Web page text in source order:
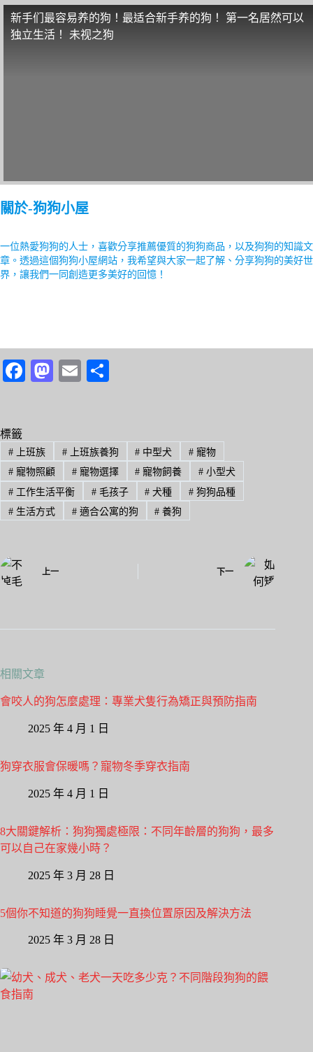
新手们最容易养的狗！最适合新手养的狗！ 第一名居然可以
独立生活！ 未视之狗
關於-狗狗小屋
一位熱愛狗狗的人士，喜歡分享推薦優質的狗狗商品，以及狗狗的知識文
章。透過這個狗狗小屋網站，我希望與大家一起了解、分享狗狗的美好世
界，讓我們一同創造更多美好的回憶！
Fa
ok
M
do
n
E
標籤
#上班族 #上班族養狗 # 中型犬 # 寵物
#寵物照顧 #寵物選擇 # 寵物飼養 # 小型犬
#工作生活平衡 #毛孩子 # 犬種 # 狗狗品種
#生活方式 #適合公寓的狗 # 養狗
上一 下一
相關文章
會咬人的狗怎麼處理：專業犬隻行為矯正與預防指南
2025 年 4 月 1 日
狗穿衣服會保暖嗎？寵物冬季穿衣指南
2025 年 4 月 1 日
8大關鍵解析：狗狗獨處極限：不同年齡層的狗狗，最多
可以自己在家幾小時？
2025 年 3 月 28 日
5個你不知道的狗狗睡覺一直換位置原因及解決方法
2025 年 3 月 28 日